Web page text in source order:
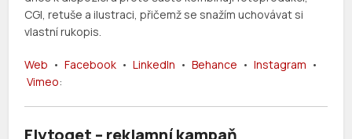
CGI, retuše a ilustraci, přičemž se snažím uchovávat si
vlastní rukopis.
Web •Facebook •LinkedIn •Behance •Instagram •
Vimeo: